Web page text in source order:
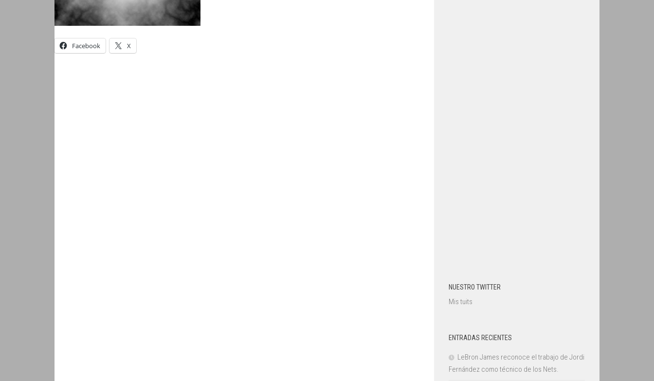
Facebook X
NUESTRO TWITTER
Mis tuits
ENTRADAS RECIENTES
LeBron James reconoce el trabajo de Jordi
Fernández como técnico de los Nets.